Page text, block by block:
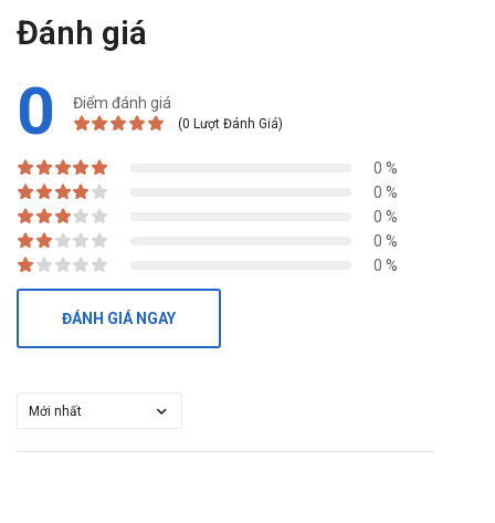
Sản phẩm tương tự
Hebee Hota (chai)
Flu-GF Armephaco
Giá của Chymotrypsin 4200IU
Medipharco là bao nhiêu?
Chymotrypsin 4200IU Medipharco
hiện đang được bán
sỉ lẻ tại
. Các bạn vui lòng liên hệ hotline công
về giá.
Mua Chymotrypsin 4200IU Medipharco ở
Các bạn có thể dễ dàng mua
tạiTrường Anh Pharmbằng cách:
Đánh giá
0 Điểm đánh giá
(0 Lượt Đánh Giá)
0 %
0 %
0 %
0 %
0 %
ĐÁNH GIÁ NGAY